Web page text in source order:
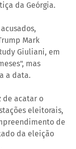
da Geórgia.
Mark
Giuliani, em
mas
a data.
de acatar o
eleitorais,
de
da eleição